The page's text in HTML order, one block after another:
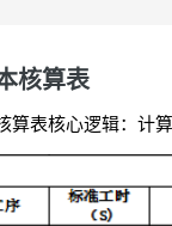
核算表
算表核心逻辑：计